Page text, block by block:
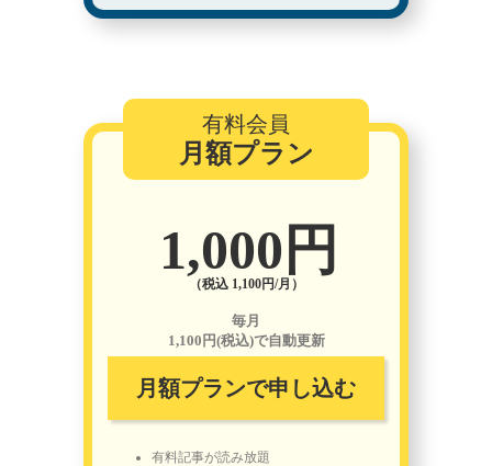
有料会員
月額プラン
1,000円
（税込 1,100円/月）
毎月
1,100円(税込)で自動更新
月額プランで申し込む
有料記事が読み放題